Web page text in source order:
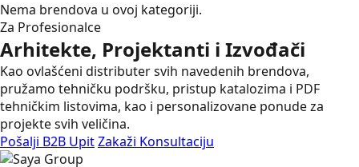
Nema brendova u ovoj kategoriji.
Za Profesionalce
Arhitekte, Projektanti i Izvođači
Kao ovlašćeni distributer svih navedenih brendova,
pružamo tehničku podršku, pristup katalozima i PDF
tehničkim listovima, kao i personalizovane ponude za
projekte svih veličina.
Pošalji B2B UpitZakaži Konsultaciju